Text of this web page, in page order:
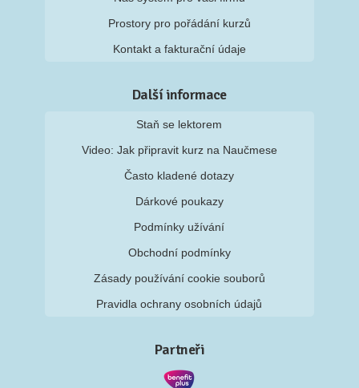
Prostory pro pořádání kurzů
Kontakt a fakturační údaje
Další informace
Staň se lektorem
Video: Jak připravit kurz na Naučmese
Často kladené dotazy
Dárkové poukazy
Podmínky užívání
Obchodní podmínky
Zásady používání cookie souborů
Pravidla ochrany osobních údajů
Partneři